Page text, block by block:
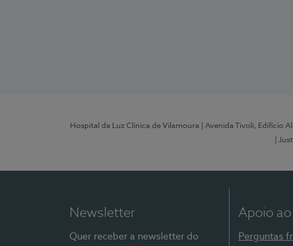
Hospital da Luz Clínica de Vilamoura | Avenida Tivoli, Edifício
|
Newsletter
Quer receber a newsletter do
Apoio
Perguntas